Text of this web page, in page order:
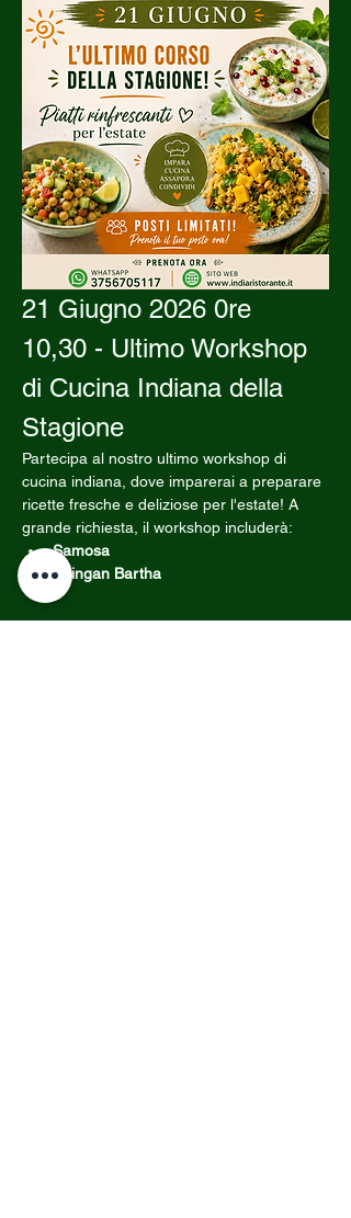
21 Giugno 2026 0re
10,30 - Ultimo Workshop
di Cucina Indiana della
Stagione
Partecipa al nostro ultimo workshop di
cucina indiana, dove imparerai a preparare
ricette fresche e deliziose per l'estate! A
grande richiesta, il workshop includerà:
Samosa
Baingan Bartha